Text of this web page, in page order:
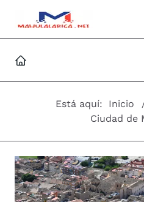
Está aquí: Inicio
Ciudad de